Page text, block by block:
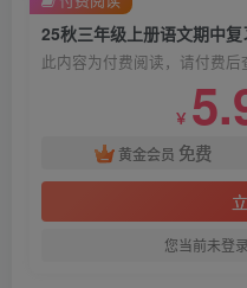
此内容为付费阅读，请付费后
￥
黄金会员 免费
您当前未登